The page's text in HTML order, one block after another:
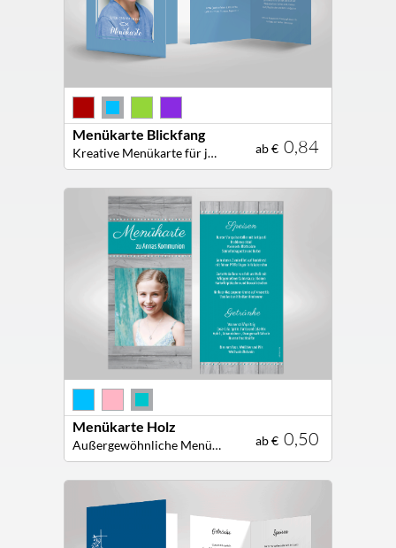
ab € 0,84
Menükarte Blickfang
Kreative Menükarte für jede Festtafel!
ab € 0,50
Menükarte Holz
Außergewöhnliche Menükarte mit edler Holz Optik!